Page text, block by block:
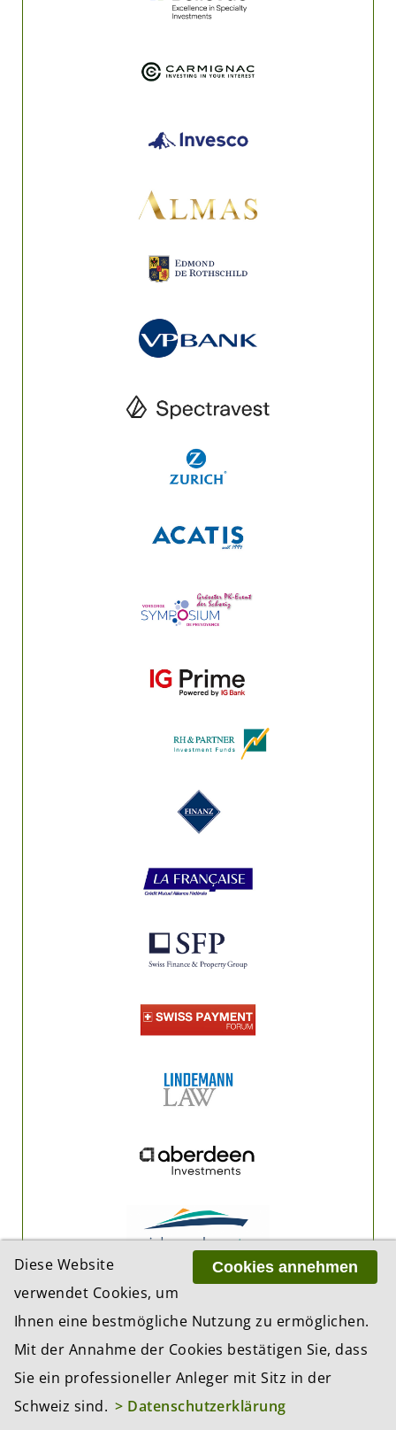
Cookies annehmen
Diese Website
verwendet Cookies, um
Ihnen eine bestmögliche Nutzung zu ermöglichen.
Mit der Annahme der Cookies bestätigen Sie, dass
Sie ein professioneller Anleger mit Sitz in der
Schweiz sind. > Datenschutzerklärung